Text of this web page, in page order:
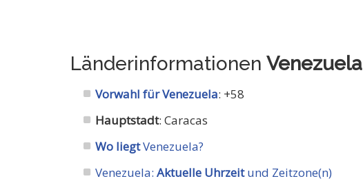
Länderinformationen Venezuela
Vorwahl für Venezuela: +58
Hauptstadt: Caracas
Wo liegtVenezuela?
Venezuela:Aktuelle Uhrzeitund Zeitzone(n)